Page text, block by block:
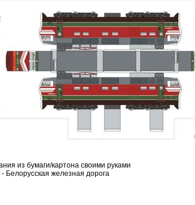
из бумаги/картона своими руками
Белорусская железная дорога